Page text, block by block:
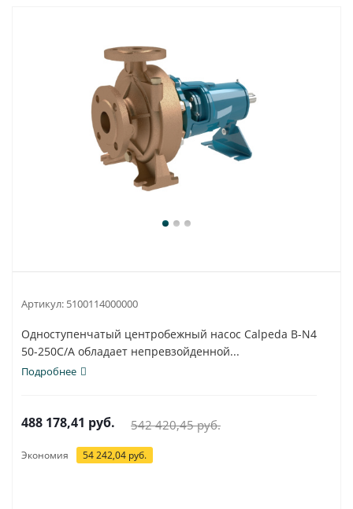
Артикул: 5100114000000
Одноступенчатый центробежный насос Calpeda B-N4
50-250C/A обладает непревзойденной...
Подробнее
488 178,41 руб. 542 420,45руб.
Экономия 54 242,04 руб.